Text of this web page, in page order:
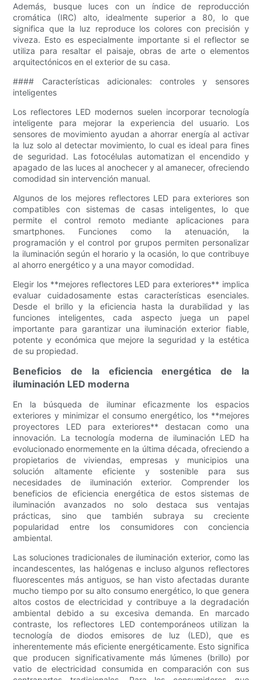
Además, busque luces con un índice de reproducción
cromática (IRC) alto, idealmente superior a 80, lo que
significa que la luz reproduce los colores con precisión y
viveza. Esto es especialmente importante si el reflector se
utiliza para resaltar el paisaje, obras de arte o elementos
arquitectónicos en el exterior de su casa.
#### Características adicionales: controles y sensores
inteligentes
Los reflectores LED modernos suelen incorporar tecnología
inteligente para mejorar la experiencia del usuario. Los
sensores de movimiento ayudan a ahorrar energía al activar
la luz solo al detectar movimiento, lo cual es ideal para fines
de seguridad. Las fotocélulas automatizan el encendido y
apagado de las luces al anochecer y al amanecer, ofreciendo
comodidad sin intervención manual.
Algunos de los mejores reflectores LED para exteriores son
compatibles con sistemas de casas inteligentes, lo que
permite el control remoto mediante aplicaciones para
smartphones. Funciones como la atenuación, la
programación y el control por grupos permiten personalizar
la iluminación según el horario y la ocasión, lo que contribuye
al ahorro energético y a una mayor comodidad.
Elegir los **mejores reflectores LED para exteriores** implica
evaluar cuidadosamente estas características esenciales.
Desde el brillo y la eficiencia hasta la durabilidad y las
funciones inteligentes, cada aspecto juega un papel
importante para garantizar una iluminación exterior fiable,
potente y económica que mejore la seguridad y la estética
de su propiedad.
Beneficios de la eficiencia energética de la
iluminación LED moderna
En la búsqueda de iluminar eficazmente los espacios
exteriores y minimizar el consumo energético, los **mejores
proyectores LED para exteriores** destacan como una
innovación. La tecnología moderna de iluminación LED ha
evolucionado enormemente en la última década, ofreciendo a
propietarios de viviendas, empresas y municipios una
solución altamente eficiente y sostenible para sus
necesidades de iluminación exterior. Comprender los
beneficios de eficiencia energética de estos sistemas de
iluminación avanzados no solo destaca sus ventajas
prácticas, sino que también subraya su creciente
popularidad entre los consumidores con conciencia
ambiental.
Las soluciones tradicionales de iluminación exterior, como las
incandescentes, las halógenas e incluso algunos reflectores
fluorescentes más antiguos, se han visto afectadas durante
mucho tiempo por su alto consumo energético, lo que genera
altos costos de electricidad y contribuye a la degradación
ambiental debido a su excesiva demanda. En marcado
contraste, los reflectores LED contemporáneos utilizan la
tecnología de diodos emisores de luz (LED), que es
inherentemente más eficiente energéticamente. Esto significa
que producen significativamente más lúmenes (brillo) por
vatio de electricidad consumida en comparación con sus